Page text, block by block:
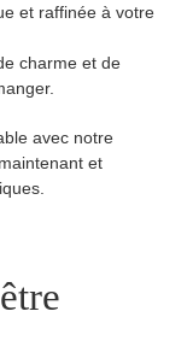
et raffinée à votre
charme et de
avec notre
et